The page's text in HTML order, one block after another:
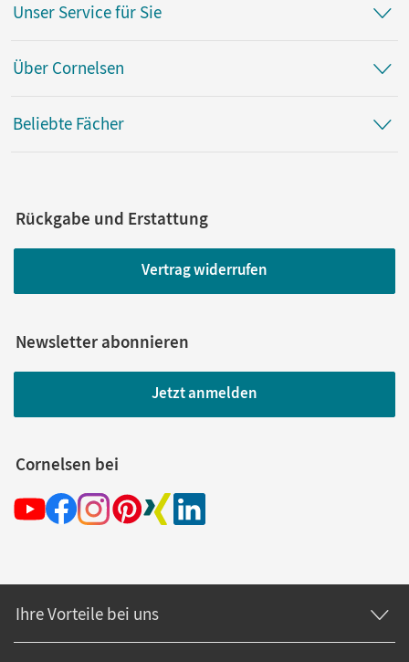
Unser Service für Sie
Über Cornelsen
Beliebte Fächer
Rückgabe und Erstattung
Vertrag widerrufen
Newsletter abonnieren
Jetzt anmelden
Cornelsen bei
Ihre Vorteile bei uns